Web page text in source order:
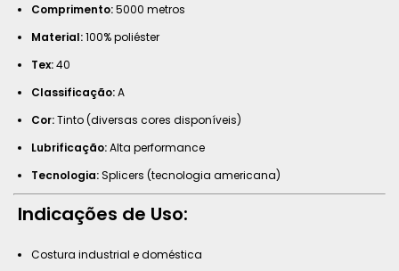
Comprimento:5000 metros
Material:100% poliéster
Tex:40
Classificação:A
Cor:Tinto (diversas cores disponíveis)
Lubrificação:Alta performance
Tecnologia:Splicers (tecnologia americana)
Indicações de Uso:
Costura industrial e doméstica